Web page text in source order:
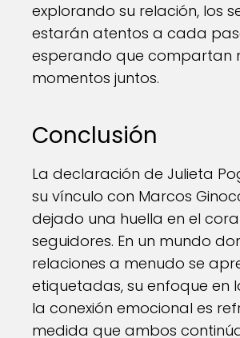
explorando su relación, los
estarán atentos a cada
esperando que compartan
momentos juntos.
Conclusión
La declaración de Julieta
su vínculo con Marcos
dejado una huella en el
seguidores. En un mundo
relaciones a menudo se
etiquetadas, su enfoque en
la conexión emocional es
medida que ambos